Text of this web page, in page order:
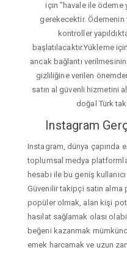
için "havale ile ödeme
gerekecektir. Ödemenin
kontroller
başlatılacaktır.Yükleme
ancak bağlantı
gizliliğine verilen
satın al güvenli hizmetini
doğal Türk
Instagram
Instagram, dünya çapında
toplumsal medya
hesabı ile bu geniş
Güvenilir takipçi satın alma
popüler olmak, alan kişi
hasılat sağlamak olası
beğeni kazanmak
emek harcamak ve uzun